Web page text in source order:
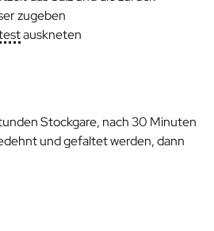
zugeben
auskneten
Stockgare, nach 30 Minuten
und gefaltet werden, dann